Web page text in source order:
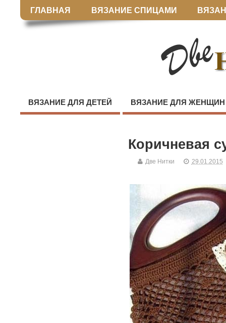
ГЛАВНАЯ ВЯЗАНИЕ СПИЦАМИ
ВЯЗАНИЕ ДЛЯ ДЕТЕЙ ВЯЗАНИЕ ДЛЯ ЖЕНЩИН
Коричневая
Две Нитки 29.01.2015